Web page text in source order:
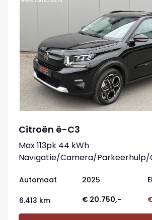
Citroën ë-C3
Max 113pk 44 kWh
Navigatie/Camera/
Automaat 2025
6.413 km € 20.750,-